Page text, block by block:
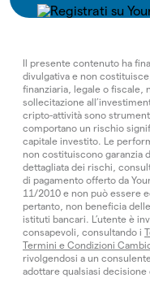
Il presente contenuto ha
divulgativa e non
finanziaria, legale o fiscale,
sollecitazione
cripto-attività sono
comportano un rischio
capitale investito. Le
non costituiscono garanzia
dettagliata dei rischi,
di pagamento offerto da
11/2010 e non può essere
pertanto, non beneficia
istituti bancari. L’utente è
consapevoli, consultando i
Termini e Condizioni
rivolgendosi a un
adottare qualsiasi